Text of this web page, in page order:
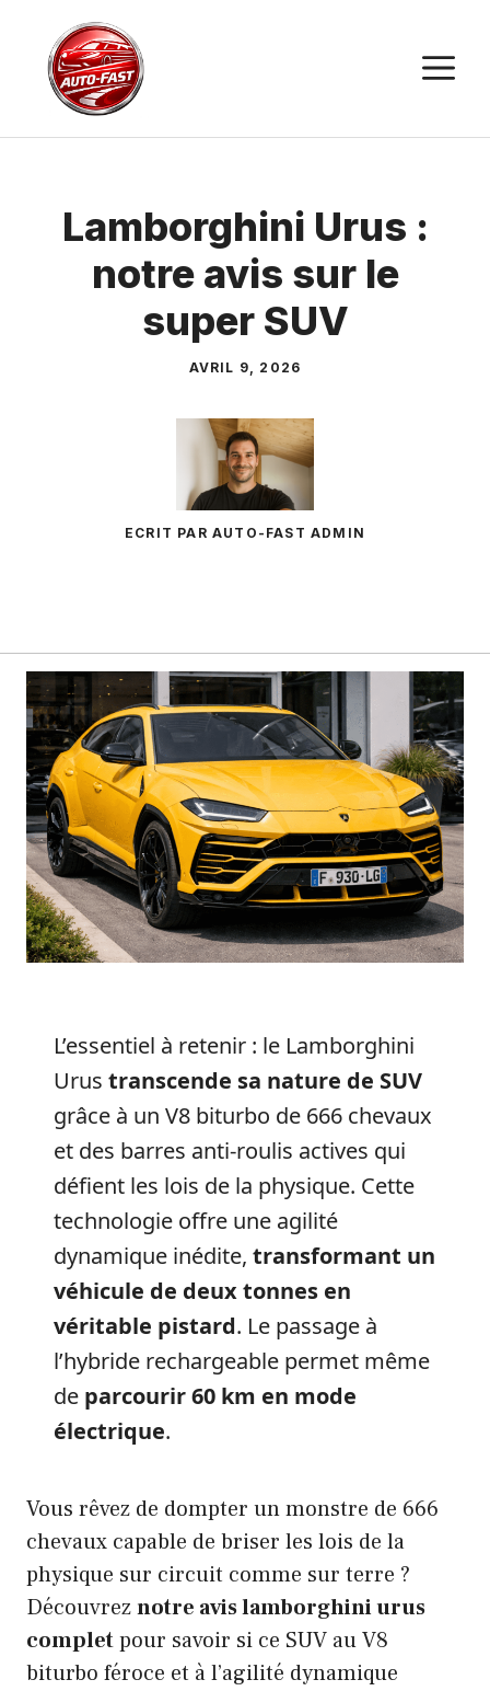
contenu
Lamborghini Urus :
notre avis sur le
super SUV
AVRIL 9, 2026
ECRIT PAR AUTO-FAST ADMIN
L’essentiel à retenir : le Lamborghini
Urus transcende sa nature de SUV
grâce à un V8 biturbo de 666 chevaux
et des barres anti-roulis actives qui
défient les lois de la physique. Cette
technologie offre une agilité
dynamique inédite, transformant un
véhicule de deux tonnes en
véritable pistard. Le passage à
l’hybride rechargeable permet même
de parcourir 60 km en mode
électrique.
Vous rêvez de dompter un monstre de 666
chevaux capable de briser les lois de la
physique sur circuit comme sur terre ?
Découvreznotre avis lamborghini urus
completpour savoir si ce SUV au V8
biturbo féroce et à l’agilité dynamique